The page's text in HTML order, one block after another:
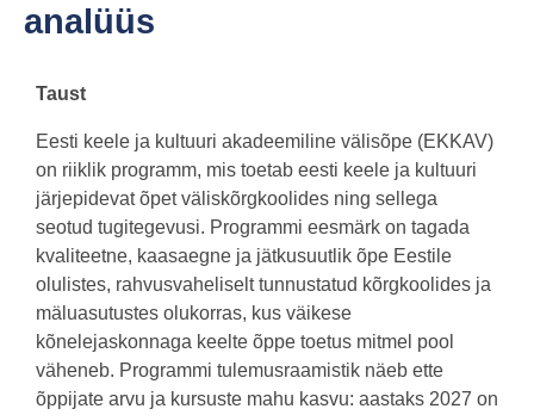
analüüs
Taust
Eesti keele ja kultuuri akadeemiline välisõpe (EKKAV)
on riiklik programm, mis toetab eesti keele ja kultuuri
järjepidevat õpet väliskõrgkoolides ning sellega
seotud tugitegevusi. Programmi eesmärk on tagada
kvaliteetne, kaasaegne ja jätkusuutlik õpe Eestile
olulistes, rahvusvaheliselt tunnustatud kõrgkoolides ja
mäluasutustes olukorras, kus väikese
kõnelejaskonnaga keelte õppe toetus mitmel pool
väheneb. Programmi tulemusraamistik näeb ette
õppijate arvu ja kursuste mahu kasvu: aastaks 2027 on